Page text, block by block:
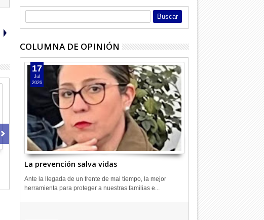
Masivo operativo preventivo de
Carabineros en Lontué
Carabineros llamó a usar
05
Ago
2026
COLUMNA DE OPINIÓN
La prevención salva vidas
17
Jul
2026
Ante la llegada de un frente de mal tiempo, la mejor
herramienta para proteger a nuestras familias e...